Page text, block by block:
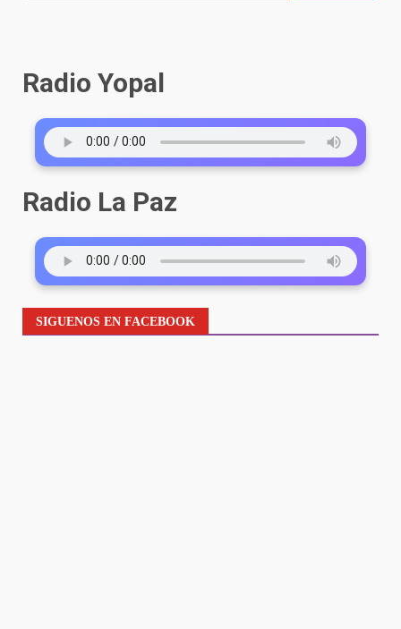
Radio Yopal
Radio La Paz
SIGUENOS EN FACEBOOK